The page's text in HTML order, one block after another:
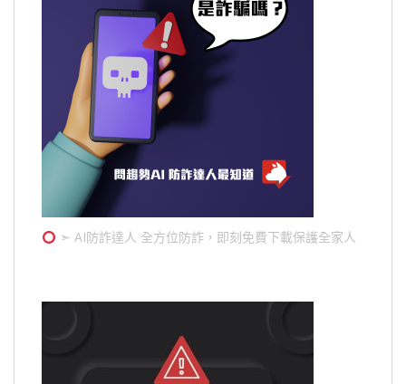
➣ AI防詐達人 全方位防詐，即刻免費下載保護全家人